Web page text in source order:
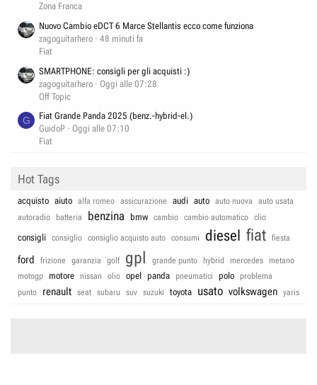
Zona Franca
Nuovo Cambio eDCT 6 Marce Stellantis ecco come funziona
zagoguitarhero
48 minuti fa
Fiat
SMARTPHONE: consigli per gli acquisti :)
zagoguitarhero
Oggi alle 07:28
Off Topic
G
Fiat Grande Panda 2025 (benz.-hybrid-el.)
GuidoP
Oggi alle 07:10
Fiat
Hot Tags
acquisto aiuto alfa romeo assicurazione audi auto auto nuova
auto usata
autoradio
batteria benzina bmw cambio cambio automatico clio
consigli consiglio consiglio acquisto auto consumi diesel fiat fiesta
ford frizione garanzia golf gpl grande punto hybrid mercedes
metano
motogp
motore nissan olio opel panda pneumatici polo
problema
punto
renault seat subaru suv suzuki toyota usato volkswagen yaris